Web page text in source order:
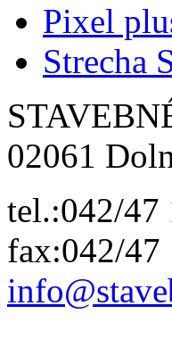
Pixel
Strecha
02061
tel.:042/47
fax:042/47
info@